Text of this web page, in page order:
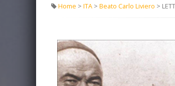
Home > ITA > Beato Carlo Liviero >